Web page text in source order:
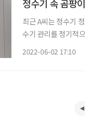
정수기 속 곰팡
최근 A씨는 정수기
수기 관리를 정기적으로 받
2022-06-02 17:10